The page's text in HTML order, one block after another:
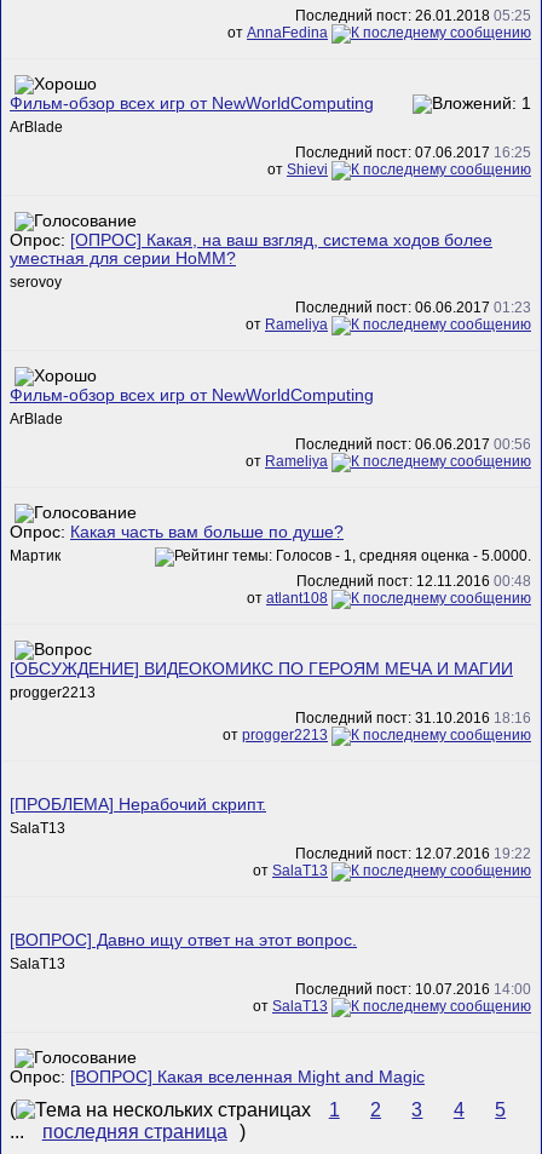
Последний пост: 26.01.2018 05:25
от AnnaFedina
Фильм-обзор всех игр от NewWorldComputing
ArBlade
Последний пост: 07.06.2017 16:25
от Shievi
Опрос: [ОПРОС] Какая, на ваш взгляд, система ходов более
уместная для серии HoMM?
serovoy
Последний пост: 06.06.2017 01:23
от Rameliya
Фильм-обзор всех игр от NewWorldComputing
ArBlade
Последний пост: 06.06.2017 00:56
от Rameliya
Опрос: Какая часть вам больше по душе?
Мартик
Последний пост: 12.11.2016 00:48
от atlant108
[ОБСУЖДЕНИЕ] ВИДЕОКОМИКС ПО ГЕРОЯМ МЕЧА И МАГИИ
progger2213
Последний пост: 31.10.2016 18:16
от progger2213
[ПРОБЛЕМА] Нерабочий скрипт.
SalaT13
Последний пост: 12.07.2016 19:22
от SalaT13
[ВОПРОС] Давно ищу ответ на этот вопрос.
SalaT13
Последний пост: 10.07.2016 14:00
от SalaT13
Опрос: [ВОПРОС] Какая вселенная Might and Magic
( 1 2 3 4
5
...
последняя страница )